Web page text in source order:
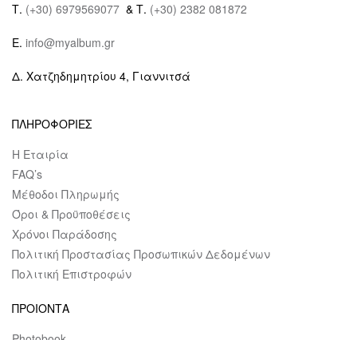
Τ. (+30) 6979569077 & Τ. (+30) 2382 081872
E. info@myalbum.gr
Δ. Χατζηδημητρίου 4, Γιαννιτσά
ΠΛΗΡΟΦΟΡΙΕΣ
Η Εταιρία
FAQ’s
Μέθοδοι Πληρωμής
Όροι & Προϋποθέσεις
Χρόνοι Παράδοσης
Πολιτική Προστασίας Προσωπικών Δεδομένων
Πολιτική Επιστροφών
ΠΡΟΙΟΝΤΑ